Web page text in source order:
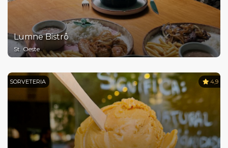
Lumne Bistrô
St. Oeste
SORVETERIA 4,9